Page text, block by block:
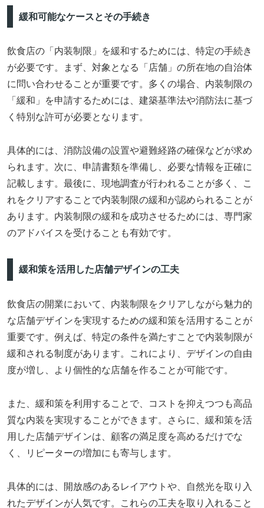
緩和可能なケースとその手続き
飲食店の「内装制限」を緩和するためには、特定の手続き
が必要です。まず、対象となる「店舗」の所在地の自治体
に問い合わせることが重要です。多くの場合、内装制限の
「緩和」を申請するためには、建築基準法や消防法に基づ
く特別な許可が必要となります。
具体的には、消防設備の設置や避難経路の確保などが求め
られます。次に、申請書類を準備し、必要な情報を正確に
記載します。最後に、現地調査が行われることが多く、こ
れをクリアすることで内装制限の緩和が認められることが
あります。内装制限の緩和を成功させるためには、専門家
のアドバイスを受けることも有効です。
緩和策を活用した店舗デザインの工夫
飲食店の開業において、内装制限をクリアしながら魅力的
な店舗デザインを実現するための緩和策を活用することが
重要です。例えば、特定の条件を満たすことで内装制限が
緩和される制度があります。これにより、デザインの自由
度が増し、より個性的な店舗を作ることが可能です。
また、緩和策を利用することで、コストを抑えつつも高品
質な内装を実現することができます。さらに、緩和策を活
用した店舗デザインは、顧客の満足度を高めるだけでな
く、リピーターの増加にも寄与します。
具体的には、開放感のあるレイアウトや、自然光を取り入
れたデザインが人気です。これらの工夫を取り入れること